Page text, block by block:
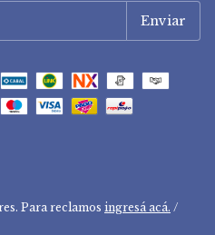
Para reclamos ingresá acá. /